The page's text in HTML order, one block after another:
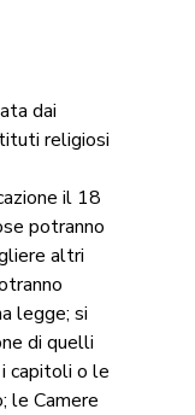
dai
religiosi
il 18
potranno
altri
legge; si
di quelli
capitoli o le
le Camere